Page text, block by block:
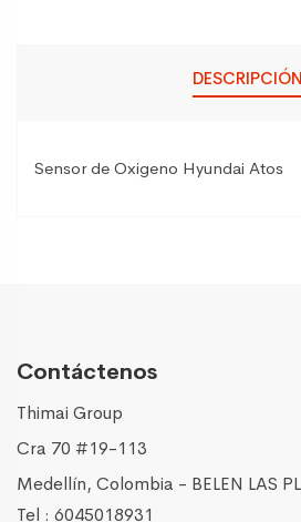
DESCRIPCIÓN
Sensor de Oxigeno Hyundai Atos
Contáctenos
Thimai Group
Cra 70 #19-113
Medellín, Colombia - BELEN LAS
Tel : 6045018931